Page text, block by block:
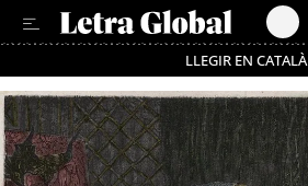
LLEGIR EN CATALÀ
Pásate al MODO AHORRO